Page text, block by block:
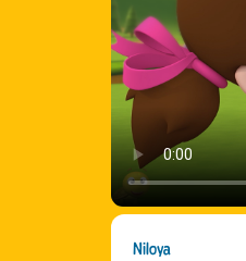
Niloya